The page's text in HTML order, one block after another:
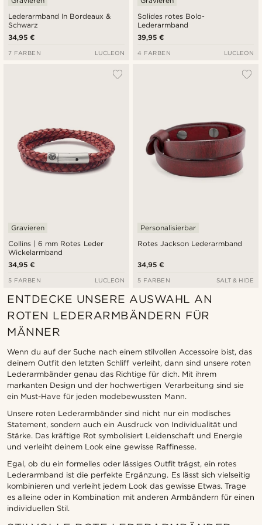
Lederarmband In Bordeaux &
Schwarz
34,95 €
7 FARBEN LUCLEON
Solides rotes Bolo-
Lederarmband
39,95 €
4 FARBEN LUCLEON
Collins | 6 mm Rotes Leder
Wickelarmband
Gravieren
34,95 €
5 FARBEN LUCLEON
Rotes Jackson Lederarmband
Personalisierbar
34,95 €
5 FARBEN SALT & HIDE
ENTDECKE UNSERE AUSWAHL AN
ROTEN LEDERARMBÄNDERN FÜR
MÄNNER
Wenn du auf der Suche nach einem stilvollen Accessoire bist, das
deinem Outfit den letzten Schliff verleiht, dann sind unsere roten
Lederarmbänder genau das Richtige für dich. Mit ihrem
markanten Design und der hochwertigen Verarbeitung sind sie
ein Must-Have für jeden modebewussten Mann.
Unsere roten Lederarmbänder sind nicht nur ein modisches
Statement, sondern auch ein Ausdruck von Individualität und
Stärke. Das kräftige Rot symbolisiert Leidenschaft und Energie
und verleiht deinem Look eine gewisse Raffinesse.
Egal, ob du ein formelles oder lässiges Outfit trägst, ein rotes
Lederarmband ist die perfekte Ergänzung. Es lässt sich vielseitig
kombinieren und verleiht jedem Look das gewisse Etwas. Trage
es alleine oder in Kombination mit anderen Armbändern für einen
individuellen Stil.